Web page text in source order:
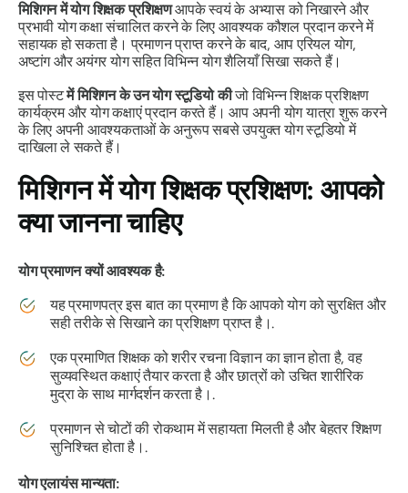
मिशिगन में योग शिक्षक प्रशिक्षणआपके स्वयं के अभ्यास को निखारने और
प्रभावी योग कक्षा संचालित करने के लिए आवश्यक कौशल प्रदान करने में
सहायक हो सकता है। प्रमाणन प्राप्त करने के बाद, आप एरियल योग,
अष्टांग और अयंगर योग सहित विभिन्न योग शैलियाँ सिखा सकते हैं।
इस पोस्टमें मिशिगन के उन योग स्टूडियो कीजो विभिन्न शिक्षक प्रशिक्षण
कार्यक्रम और योग कक्षाएं प्रदान करते हैं। आप अपनी योग यात्रा शुरू करने
के लिए अपनी आवश्यकताओं के अनुरूप सबसे उपयुक्त योग स्टूडियो में
दाखिला ले सकते हैं।
मिशिगन में योग शिक्षक प्रशिक्षण: आपको
क्या जानना चाहिए
योग प्रमाणन क्यों आवश्यक है:
यह प्रमाणपत्र इस बात का प्रमाण है कि आपको योग को सुरक्षित और
सही तरीके से सिखाने का प्रशिक्षण प्राप्त है।.
एक प्रमाणित शिक्षक को शरीर रचना विज्ञान का ज्ञान होता है, वह
सुव्यवस्थित कक्षाएं तैयार करता है और छात्रों को उचित शारीरिक
मुद्रा के साथ मार्गदर्शन करता है।.
प्रमाणन से चोटों की रोकथाम में सहायता मिलती है और बेहतर शिक्षण
सुनिश्चित होता है।.
योग एलायंस मान्यता: